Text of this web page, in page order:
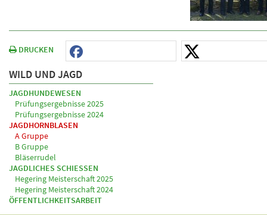
DRUCKEN
WILD UND JAGD
JAGDHUNDEWESEN
Prüfungsergebnisse 2025
Prüfungsergebnisse 2024
JAGDHORNBLASEN
A Gruppe
B Gruppe
Bläserrudel
JAGDLICHES SCHIESSEN
Hegering Meisterschaft 2025
Hegering Meisterschaft 2024
ÖFFENTLICHKEITSARBEIT